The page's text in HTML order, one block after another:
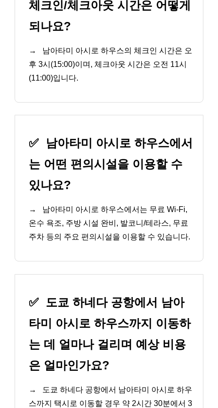
체크인/체크아웃 시간은 어떻게
되나요?
→
남아타미 아시로 하우스의 체크인 시간은 오
후 3시(15:00)이며, 체크아웃 시간은 오전 11시
(11:00)입니다.
✅
남아타미 아시로 하우스에서
는 어떤 편의시설을 이용할 수
있나요?
→
남아타미 아시로 하우스에서는 무료 Wi-Fi,
온수 욕조, 주방 시설 완비, 발코니/테라스, 무료
주차 등의 주요 편의시설을 이용할 수 있습니다.
✅ 도쿄 하네다 공항에서 남아
타미 아시로 하우스까지 이동하
는 데 얼마나 걸리며 예상 비용
은 얼마인가요?
→
도쿄 하네다 공항에서 남아타미 아시로 하우
스까지 택시로 이동할 경우 약 2시간 30분에서 3